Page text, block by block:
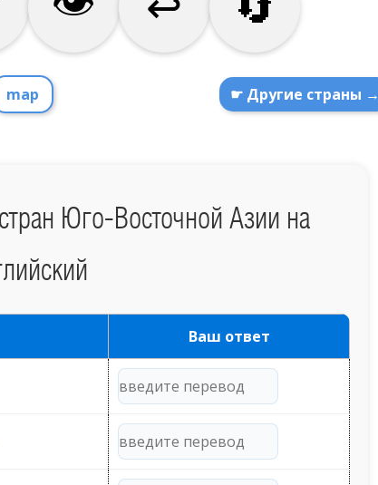
map ☛ Другие страны →
Юго-Восточной Азии на
Ваш ответ